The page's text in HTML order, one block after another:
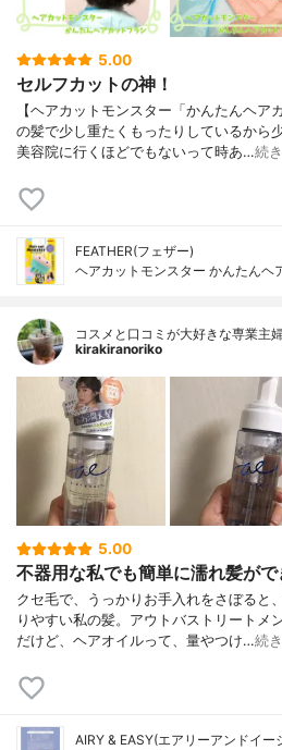
5.00
セルフカットの神！
【ヘアカットモンスター「かんたんヘア
の髪で少し重たくもったりしているから
美容院に行くほどでもないって時あ…続
FEATHER(フェザー)
ヘアカットモンスター かんたんヘ
コスメと口コミが大好きな専業主
kirakiranoriko
5.00
不器用な私でも簡単に濡れ髪がで
クセ毛で、うっかりお手入れをさぼると
りやすい私の髪。アウトバストリートメ
だけど、ヘアオイルって、量やつけ…続
AIRY & EASY(エアリーアンドイー